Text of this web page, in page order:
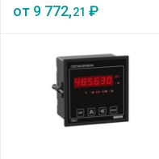
от 9 772,21 ₽